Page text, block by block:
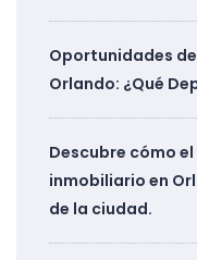
Oportunidades
Orlando: ¿Qué
Descubre cómo
inmobiliario en
de la ciudad.